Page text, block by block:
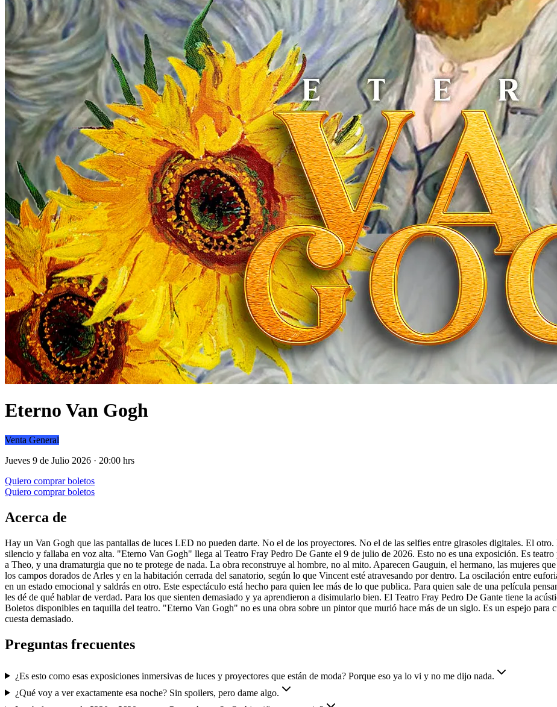
Eterno Van Gogh
Venta General
Jueves 9 de Julio 2026 · 20:00 hrs
Quiero comprar boletos
Quiero comprar boletos
Acerca de
Hay un Van Gogh que las pantallas de luces LED no pueden darte. No el de los proyectores. No el de las selfies entre girasoles digitales. El otro.
silencio y fallaba en voz alta. "Eterno Van Gogh" llega al Teatro Fray Pedro De Gante el 9 de julio de 2026. Esto no es una exposición. Es
a Theo, y una dramaturgia que no te protege de nada. La obra reconstruye al hombre, no al mito. Aparecen Gauguin, el hermano, las mujeres
los campos dorados de Arles y en la habitación cerrada del sanatorio, según lo que Vincent esté atravesando por dentro. La oscilación entre
en un estado emocional y saldrás en otro. Este espectáculo está hecho para quien lee más de lo que publica. Para quien sale de una película
les dé de qué hablar de verdad. Para los que sienten demasiado y ya aprendieron a disimularlo bien. El Teatro Fray Pedro De Gante tiene la
Boletos disponibles en taquilla del teatro. "Eterno Van Gogh" no es una obra sobre un pintor que murió hace más de un siglo. Es un espejo para
cuesta demasiado.
Preguntas frecuentes
¿Es esto como esas exposiciones inmersivas de luces y proyectores que están de moda? Porque eso ya lo vi y no me dijo nada.
¿Qué voy a ver exactamente esa noche? Sin spoilers, pero dame algo.